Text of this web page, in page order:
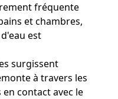
fréquente
et chambres,
est
surgissent
à travers les
contact avec le